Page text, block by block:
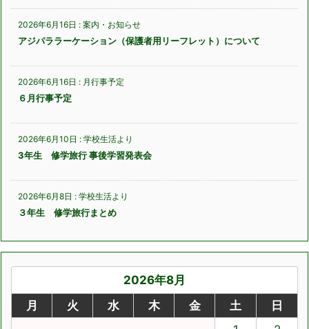
2026年6月16日 : 案内・お知らせ
アジパララーケーション（保護者用リーフレット）について
2026年6月16日 : 月行事予定
６月行事予定
2026年6月10日 : 学校生活より
3年生 修学旅行 事後学習発表会
2026年6月8日 : 学校生活より
３年生 修学旅行まとめ
2026年8月
月
火 水 木 金 土
日